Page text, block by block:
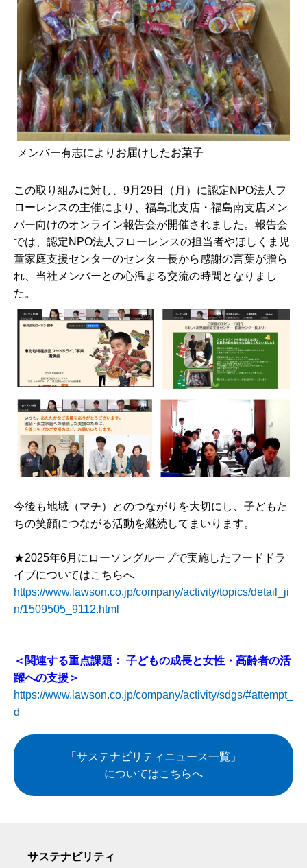
メンバー有志によりお届けしたお菓子
この取り組みに対し、9月29日（月）に認定NPO法人フ
ローレンスの主催により、福島北支店・福島南支店メン
バー向けのオンライン報告会が開催されました。報告会
では、認定NPO法人フローレンスの担当者やほしくま児
童家庭支援センターのセンター長から感謝の言葉が贈ら
れ、当社メンバーとの心温まる交流の時間となりまし
た。
今後も地域（マチ）とのつながりを大切にし、子どもた
ちの笑顔につながる活動を継続してまいります。
★2025年6月にローソングループで実施したフードドラ
イブについてはこちらへ
https://www.lawson.co.jp/company/activity/topics/detail_ji
n/1509505_9112.html
＜関連する重点課題： 子どもの成長と女性・高齢者の活
躍への支援＞
https://www.lawson.co.jp/company/activity/sdgs/#attempt_
d
「サステナビリティニュース一覧」
についてはこちらへ
サステナビリティ